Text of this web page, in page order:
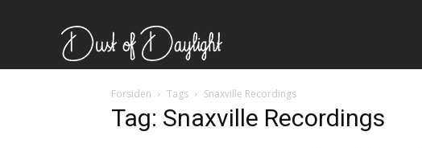
Forsiden Tags Snaxville Recordings
Tag: Snaxville Recordings